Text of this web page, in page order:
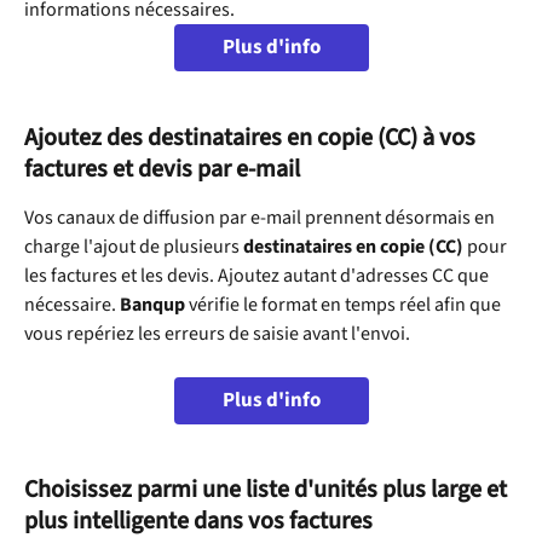
informations nécessaires.
Plus d'info
Ajoutez des destinataires en copie (CC) à vos
factures et devis par e-mail
Vos canaux de diffusion par e-mail prennent désormais en
charge l'ajout de plusieurs destinataires en copie (CC) pour
les factures et les devis. Ajoutez autant d'adresses CC que
nécessaire. Banqup vérifie le format en temps réel afin que
vous repériez les erreurs de saisie avant l'envoi.
Plus d'info
Choisissez parmi une liste d'unités plus large et
plus intelligente dans vos factures